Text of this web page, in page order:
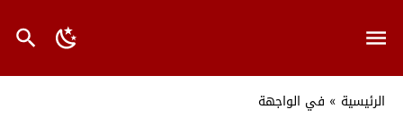
الرئيسية » في الواجهة